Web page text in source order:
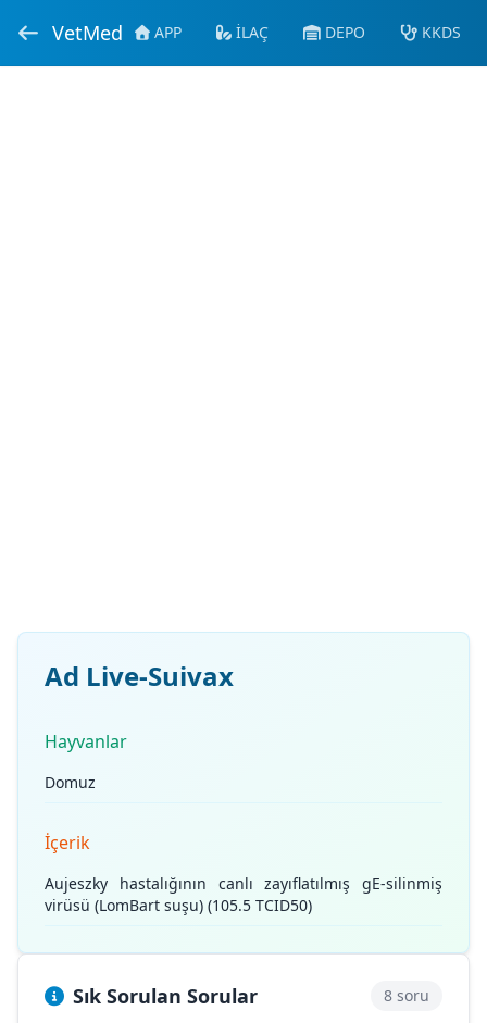
VetMed APP İLAÇ DEPO KKDS
Ad Live-Suivax
Hayvanlar
Domuz
İçerik
Aujeszky hastalığının canlı zayıflatılmış gE-silinmiş
virüsü (LomBart suşu) (105.5 TCID50)
Sık Sorulan Sorular 8 soru